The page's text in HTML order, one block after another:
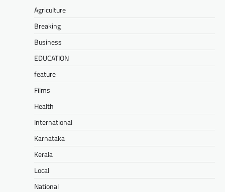
Agriculture
Breaking
Business
EDUCATION
feature
Films
Health
International
Karnataka
Kerala
Local
National